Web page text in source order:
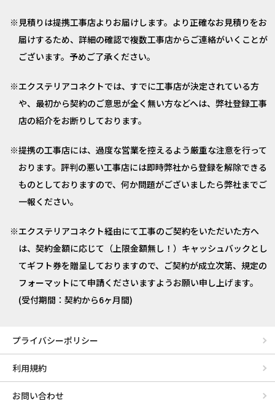
見積りは提携工事店よりお届けします。より正確なお見積りをお
届けするため、詳細の確認で複数工事店からご連絡がいくことが
ございます。予めご了承ください。
エクステリアコネクトでは、すでに工事店が決定されている方
や、最初から契約のご意思が全く無い方などへは、弊社登録工事
店の紹介をお断りしております。
提携の工事店には、過度な営業を控えるよう厳重な注意を行って
おります。評判の悪い工事店には即時弊社から登録を解除できる
ものとしておりますので、何か問題がございましたら弊社までご
一報ください。
エクステリアコネクト経由にて工事のご契約をいただいた方へ
は、契約金額に応じて（上限金額無し！）キャッシュバックとし
てギフト券を贈呈しておりますので、ご契約が成立次第、規定の
フォーマットにて申請くださいますようお願い申し上げます。
(受付期間：契約から6ヶ月間)
プライバシーポリシー
利用規約
お問い合わせ